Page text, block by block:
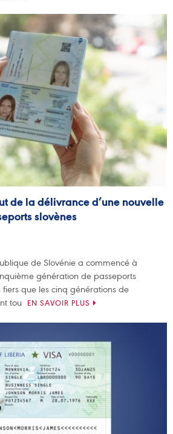
de la délivrance d’une nouvelle
slovènes
de Slovénie a commencé à
génération de passeports
fiers que les cinq générations de
tou
EN SAVOIR PLUS